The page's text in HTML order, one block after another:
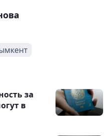
за
в